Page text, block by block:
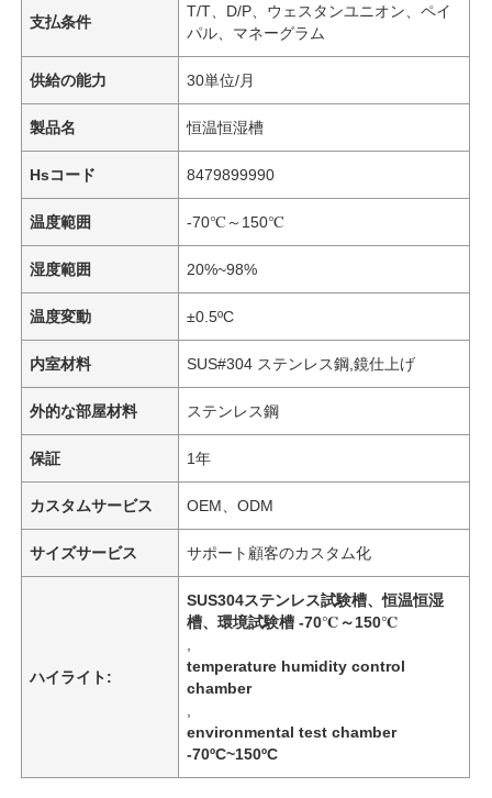
支払条件
T/T、D/P、ウェスタンユニオン、ペイ
パル、マネーグラム
供給の能力 30単位/月
製品名 恒温恒湿槽
Hsコード 8479899990
温度範囲 -70℃～150℃
湿度範囲 20%~98%
温度変動 ±0.5ºC
内室材料 SUS#304 ステンレス鋼,鏡仕上げ
外的な部屋材料 ステンレス鋼
保証 1年
カスタムサービス OEM、ODM
サイズサービス サポート顧客のカスタム化
ハイライト:
SUS304ステンレス試験槽、恒温恒湿
槽、環境試験槽 -70℃～150℃
temperature humidity control
chamber
environmental test chamber
-70ºC~150ºC